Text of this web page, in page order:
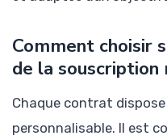
Comment choisir
de la souscription
Chaque contrat dispose
personnalisable. Il est